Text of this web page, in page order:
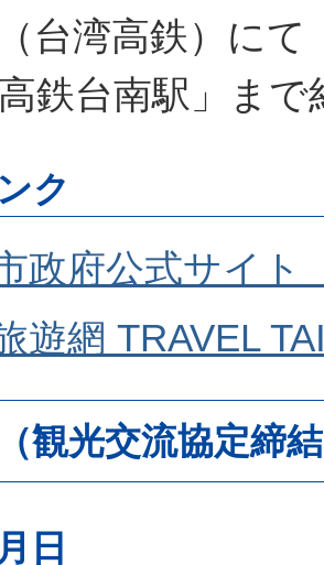
台湾高鉄）にて
鉄台南駅」まで
ク
政府公式サイト
遊網 TRAVEL
観光交流協定締
日